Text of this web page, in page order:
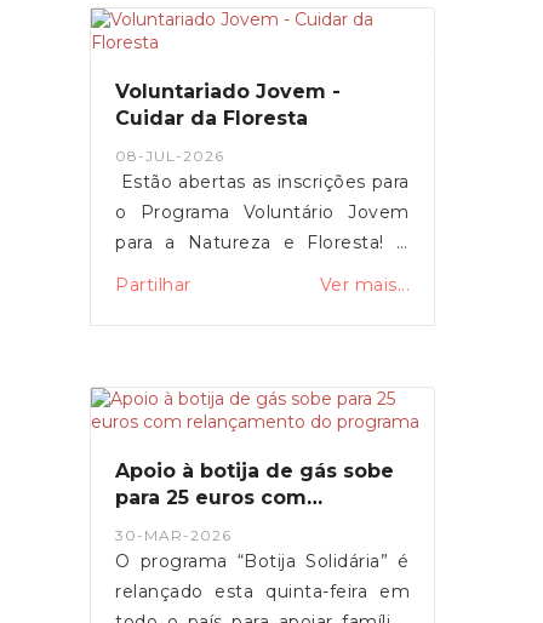
Voluntariado Jovem -
Cuidar da Floresta
08-JUL-2026
Estão abertas as inscrições para
o Programa Voluntário Jovem
para a Natureza e Floresta! A
encontram abertas as inscrições
Jovem para a Natureza e
Floresta, uma iniciativa que
oportunidade de contribuir para
a proteção e valorização do
património natural, ao mesmo
tempo que desenvolvem
competências, espírito de
Partilhar Ver mais...
Apoio à botija de gás sobe
para 25 euros com
30-MAR-2026
O programa “Botija Solidária” é
relançado esta quinta-feira em